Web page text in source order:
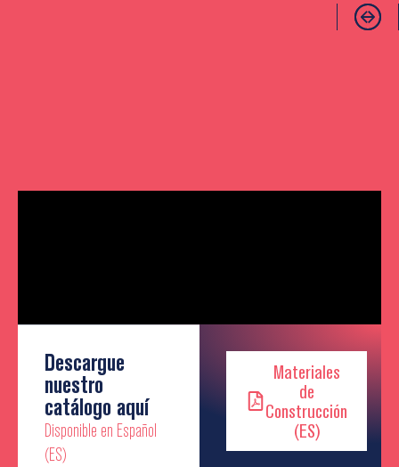
Descargue
nuestro
catálogo aquí
Disponible en Español
(ES)
Materiales
de
Construcción
(ES)